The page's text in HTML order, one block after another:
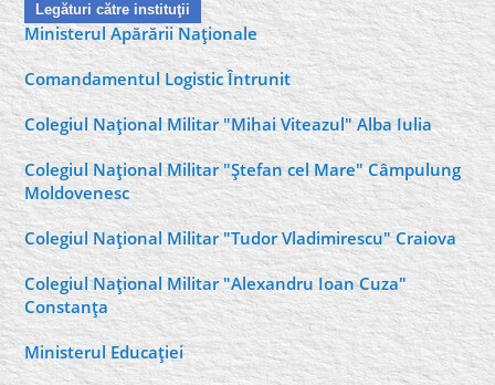
Legături către instituţii
Ministerul Apărării Naţionale
Comandamentul Logistic Întrunit
Colegiul Naţional Militar "Mihai Viteazul" Alba Iulia
Colegiul Naţional Militar "Ştefan cel Mare" Câmpulung
Moldovenesc
Colegiul Naţional Militar "Tudor Vladimirescu" Craiova
Colegiul Naţional Militar "Alexandru Ioan Cuza"
Constanţa
Ministerul Educaţiei